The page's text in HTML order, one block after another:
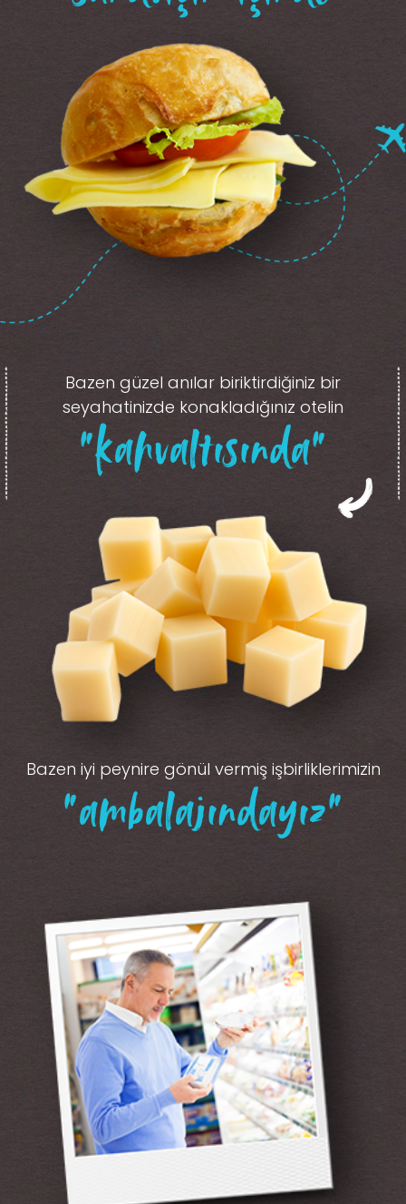
Bazen güzel anılar biriktirdiğiniz bir
seyahatinizde konakladığınız otelin
“kahvaltısında”
Bazen iyi peynire gönül vermiş işbirliklerimizin
“ambalajındayız”